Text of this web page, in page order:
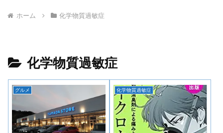
ホーム 化学物質過敏症
化学物質過敏症
グルメ 化学物質過敏症